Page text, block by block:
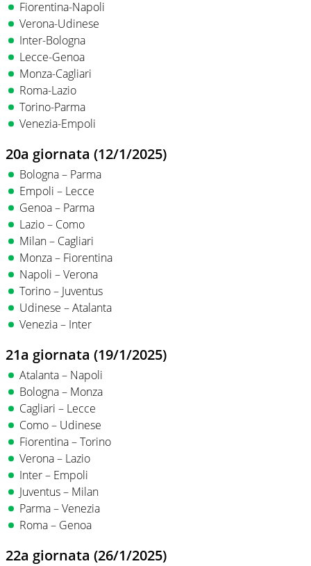
Fiorentina-Napoli
Verona-Udinese
Inter-Bologna
Lecce-Genoa
Monza-Cagliari
Roma-Lazio
Torino-Parma
Venezia-Empoli
20a giornata (12/1/2025)
Bologna – Parma
Empoli – Lecce
Genoa – Parma
Lazio – Como
Milan – Cagliari
Monza – Fiorentina
Napoli – Verona
Torino – Juventus
Udinese – Atalanta
Venezia – Inter
21a giornata (19/1/2025)
Atalanta – Napoli
Bologna – Monza
Cagliari – Lecce
Como – Udinese
Fiorentina – Torino
Verona – Lazio
Inter – Empoli
Juventus – Milan
Parma – Venezia
Roma – Genoa
22a giornata (26/1/2025)